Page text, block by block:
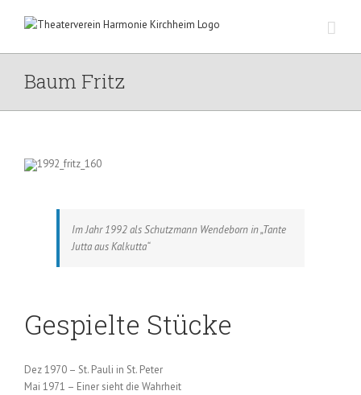
Baum Fritz
Im Jahr 1992 als Schutzmann Wendeborn in „Tante
Jutta aus Kalkutta“
Gespielte Stücke
Dez 1970 – St. Pauli in St. Peter
Mai 1971 – Einer sieht die Wahrheit